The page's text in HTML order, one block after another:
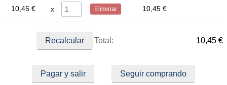
10,45 € Eliminar 10,45 €
Total: 10,45 €
Pagar y salir Seguir comprando